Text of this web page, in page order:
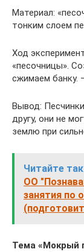
Материал:
тонким слоем
Ход
«песочницы».
сжимаем банку.
Вывод:
другу, они не
землю при
Читайте
ОО
занятия по
Тема «Мокрый